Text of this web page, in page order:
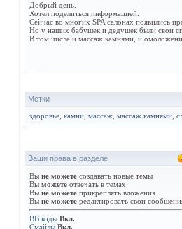
Добрый день.
Хотел поделиться информацией.
Сейчас во многих SPA салонах появились
Но у наших бабушек и дедушек были свои
В том числе и массаж камнями, и
Метки
здоровье камни массаж массаж камнями
Ваши права в разделе
Вы не можете создавать новые темы
Вы можете отвечать в темах
Вы не можете прикреплять вложения
Вы не можете редактировать свои
BB коды Вкл.
Смайлы Вкл.